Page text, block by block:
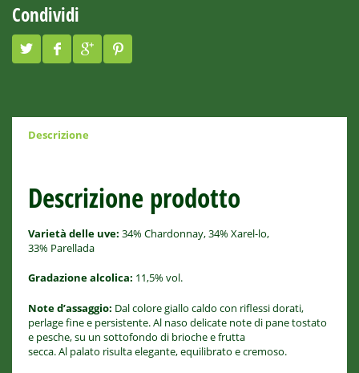
Condividi
Descrizione
Descrizione prodotto
Varietà delle uve: 34% Chardonnay, 34% Xarel-lo,
33% Parellada
Gradazione alcolica: 11,5% vol.
Note d’assaggio: Dal colore giallo caldo con riflessi dorati,
perlage fine e persistente. Al naso delicate note di pane tostato
e pesche, su un sottofondo di brioche e frutta
secca. Al palato risulta elegante, equilibrato e cremoso.